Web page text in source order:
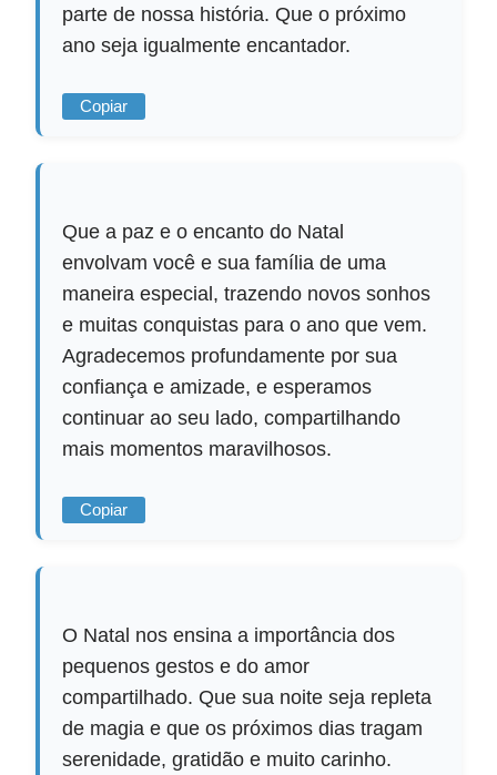
parte de nossa história. Que o próximo
ano seja igualmente encantador.
Copiar
Que a paz e o encanto do Natal
envolvam você e sua família de uma
maneira especial, trazendo novos sonhos
e muitas conquistas para o ano que vem.
Agradecemos profundamente por sua
confiança e amizade, e esperamos
continuar ao seu lado, compartilhando
mais momentos maravilhosos.
Copiar
O Natal nos ensina a importância dos
pequenos gestos e do amor
compartilhado. Que sua noite seja repleta
de magia e que os próximos dias tragam
serenidade, gratidão e muito carinho.